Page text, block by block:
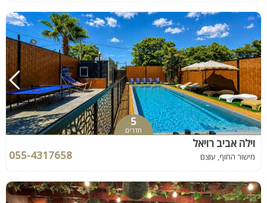
5
חדרים
וילה אביב רויאל
מישור החוף, עוצם 055-4317658